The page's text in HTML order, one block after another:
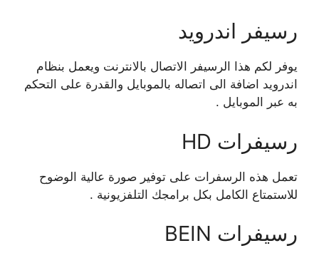
رسيفر اندرويد
يوفر لكم هذا الرسيفر الاتصال بالانترنت ويعمل بنظام
اندرويد اضافة الى اتصاله بالموبايل والقدرة على التحكم
به عبر الموبايل .
رسيفرات HD
تعمل هذه الرسفرات على توفير صورة عالية الوضوح
للاستمتاع الكامل بكل برامجك التلفزيونية .
رسيفرات BEIN